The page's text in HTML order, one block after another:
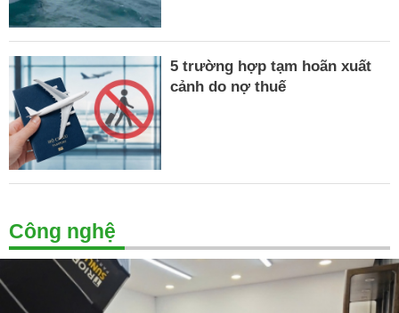
5 trường hợp tạm hoãn xuất
cảnh do nợ thuế
Công nghệ